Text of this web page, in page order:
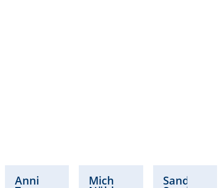
Annikka Michaela Sandra